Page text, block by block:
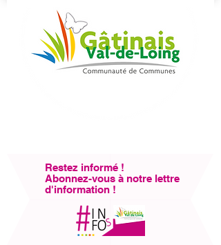
Restez informé !
Abonnez-vous à notre lettre
d'information !